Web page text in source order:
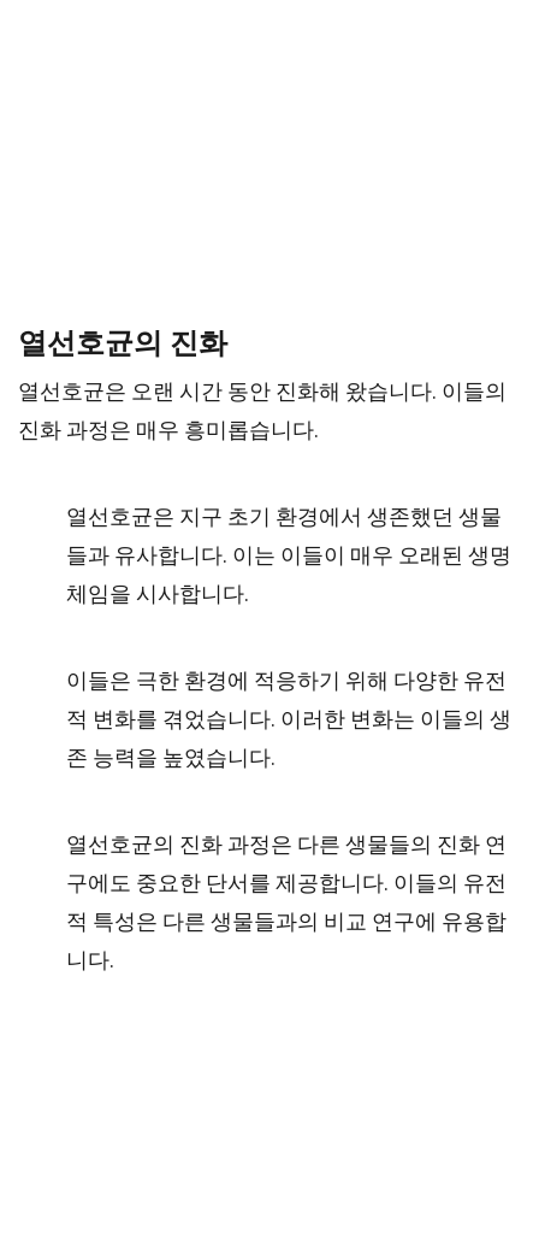
열선호균의 진화
열선호균은 오랜 시간 동안 진화해 왔습니다. 이들의
진화 과정은 매우 흥미롭습니다.
열선호균은 지구 초기 환경에서 생존했던 생물
들과 유사합니다. 이는 이들이 매우 오래된 생명
체임을 시사합니다.
이들은 극한 환경에 적응하기 위해 다양한 유전
적 변화를 겪었습니다. 이러한 변화는 이들의 생
존 능력을 높였습니다.
열선호균의 진화 과정은 다른 생물들의 진화 연
구에도 중요한 단서를 제공합니다. 이들의 유전
적 특성은 다른 생물들과의 비교 연구에 유용합
니다.